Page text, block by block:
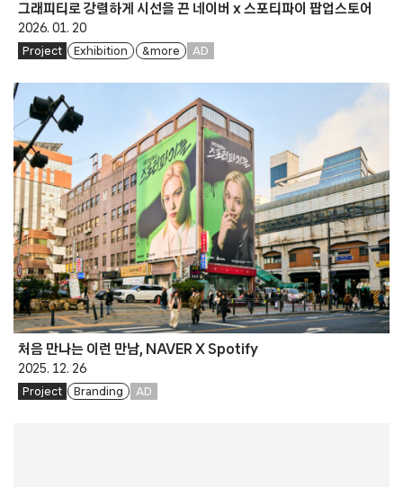
그래피티로 강렬하게 시선을 끈 네이버 x 스포티파이 팝업스토어
2026. 01. 20
Project Exhibition & more AD
처음 만나는 이런 만남, NAVER X Spotify
2025. 12. 26
Project Branding AD